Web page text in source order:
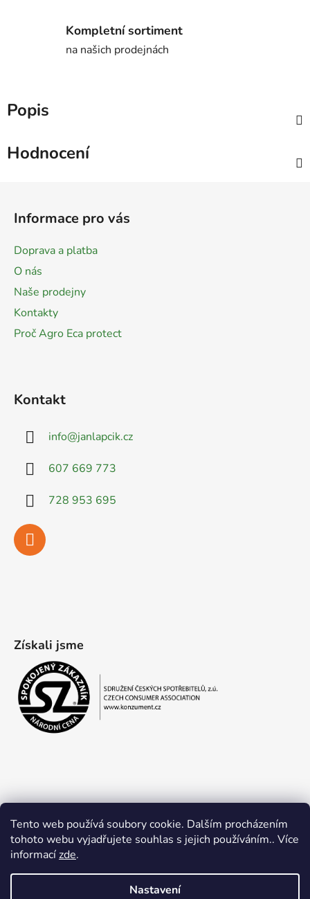
Tento web používá soubory cookie. Dalším procházením
tohoto webu vyjadřujete souhlas s jejich používáním.. Více
informacízde.
Nastavení
Kompletní sortiment
na našich prodejnách
Popis
Hodnocení
Informace pro vás
Doprava a platba
O nás
Naše prodejny
Kontakty
Proč Agro Eca protect
Kontakt
info@janlapcik.cz
607 669 773
728 953 695
Získali jsme
Obchodní podmínky Ochrana osobních údajů